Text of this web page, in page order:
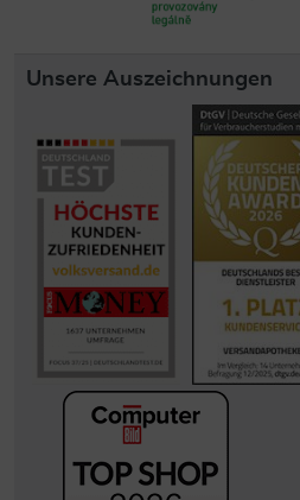
Unsere Auszeichnungen